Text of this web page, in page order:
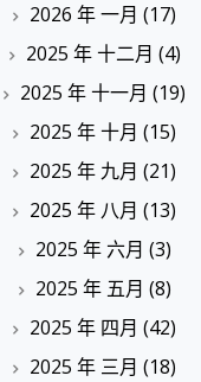
2026 年 一月 (17)
2025 年 十二月 (4)
2025 年 十一月 (19)
2025 年 十月 (15)
2025 年 九月 (21)
2025 年 八月 (13)
2025 年 六月 (3)
2025 年 五月 (8)
2025 年 四月 (42)
2025 年 三月 (18)